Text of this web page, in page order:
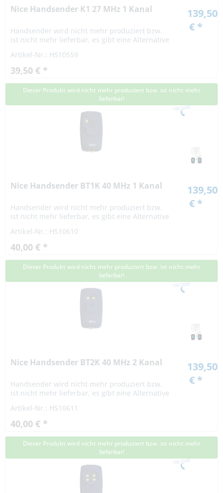
Nice Handsender K1 27 MHz 1 Kanal
Handsender wird nicht mehr produziert bzw.
ist nicht mehr lieferbar, es gibt eine Alternative
Artikel-Nr.: HS10559
39,50 € *
139,50
€ *
Dieser Produkt wird nicht mehr produziert bzw. ist nicht mehr
lieferbar!
Nice Handsender BT1K 40 MHz 1 Kanal
Handsender wird nicht mehr produziert bzw.
ist nicht mehr lieferbar, es gibt eine Alternative
Artikel-Nr.: HS10610
40,00 € *
139,50
€ *
Dieser Produkt wird nicht mehr produziert bzw. ist nicht mehr
lieferbar!
Nice Handsender BT2K 40 MHz 2 Kanal
Handsender wird nicht mehr produziert bzw.
ist nicht mehr lieferbar, es gibt eine Alternative
Artikel-Nr.: HS10611
40,00 € *
139,50
€ *
Dieser Produkt wird nicht mehr produziert bzw. ist nicht mehr
lieferbar!